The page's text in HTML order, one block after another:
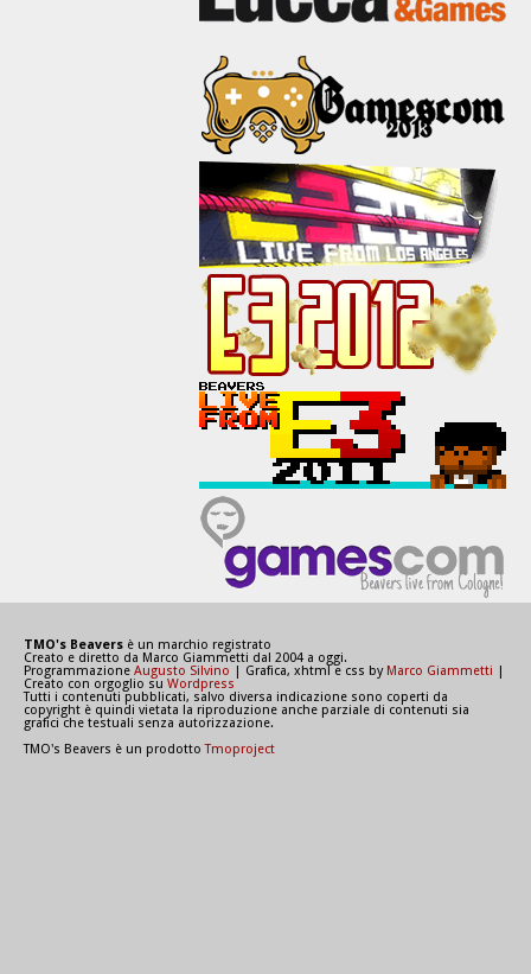
TMO's Beavers è un marchio registrato
Creato e diretto da Marco Giammetti dal 2004 a oggi.
Programmazione Augusto Silvino | Grafica, xhtml e css byMarco Giammetti |
Creato con orgoglio su Wordpress
Tutti i contenuti pubblicati, salvo diversa indicazione sono coperti da
copyright è quindi vietata la riproduzione anche parziale di contenuti sia
grafici che testuali senza autorizzazione.
TMO's Beavers è un prodottoTmoproject